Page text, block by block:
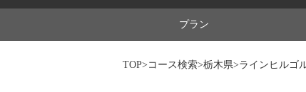
プラン
TOP> コース検索>栃木県>ラインヒルゴ